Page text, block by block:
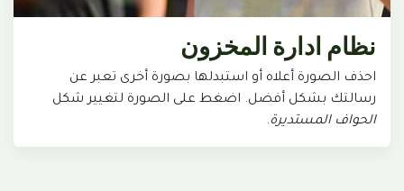
نظام ادارة المخزون
احذف الصورة أعلاه أو استبدلها بصورة أخرى تعبر عن
رسالتك بشكل أفضل. اضغط على الصورة لتغيير شكل
الحواف المستديرة.